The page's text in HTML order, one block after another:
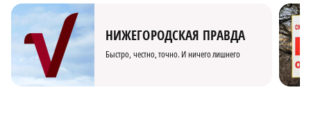
НИЖЕГОРОДСКАЯ ПРАВДА
Быстро, честно, точно. И ничего лишнего